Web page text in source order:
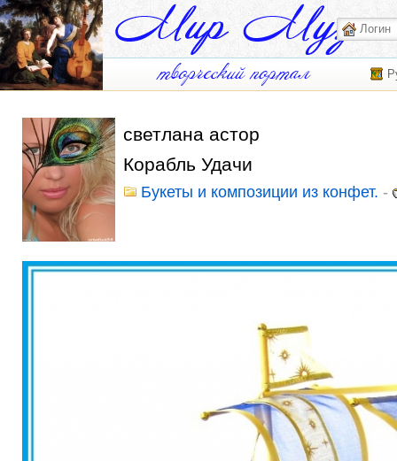
светлана астор
Корабль Удачи
Букеты и композиции из конфет. -